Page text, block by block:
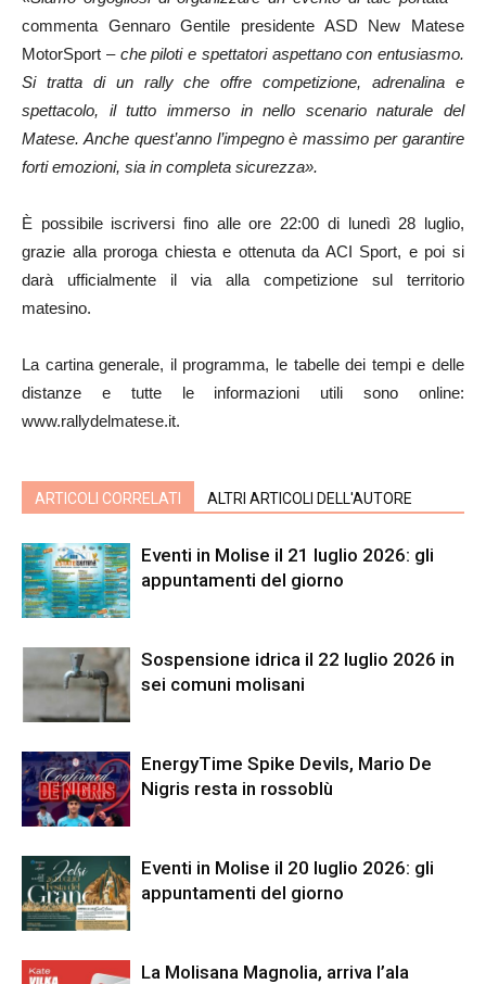
commenta Gennaro Gentile presidente ASD New Matese
MotorSport –che piloti e spettatori aspettano con entusiasmo.
Si tratta di un rally che offre competizione, adrenalina e
spettacolo, il tutto immerso in nello scenario naturale del
Matese. Anche quest’anno l’impegno è massimo per garantire
forti emozioni, sia in completa sicurezza».
È possibile iscriversi fino alle ore 22:00 di lunedì 28 luglio,
grazie alla proroga chiesta e ottenuta da ACI Sport, e poi si
darà ufficialmente il via alla competizione sul territorio
matesino.
La cartina generale, il programma, le tabelle dei tempi e delle
distanze e tutte le informazioni utili sono online:
www.rallydelmatese.it.
ARTICOLI CORRELATI ALTRI ARTICOLI DELL'AUTORE
Eventi in Molise il 21 luglio 2026: gli
appuntamenti del giorno
Sospensione idrica il 22 luglio 2026 in
sei comuni molisani
EnergyTime Spike Devils, Mario De
Nigris resta in rossoblù
Eventi in Molise il 20 luglio 2026: gli
appuntamenti del giorno
La Molisana Magnolia, arriva l’ala